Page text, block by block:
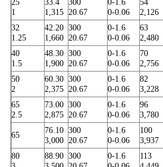
25
1
33.4
1,315
300
20.67
0-1.6
0-0.06
54
2,126
32
1.25
42.20
1,660
300
20.67
0-1.6
0-0.06
63
2,480
40
1.5
48.30
1,900
300
20.67
0-1.6
0-0.06
70
2,756
50
2
60.30
2,375
300
20.67
0-1.6
0-0.06
82
3,228
65
2.5
73.00
2,875
300
20.67
0-1.6
0-0.06
96
3,780
65
76.10
3,000
300
20.67
0-1.6
0-0.06
100
3,937
80
88.90 300
0-1.6
113